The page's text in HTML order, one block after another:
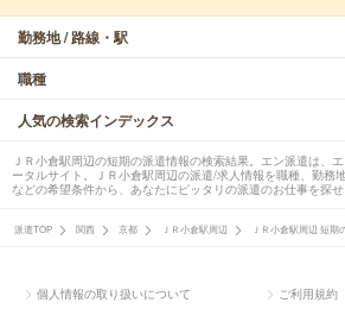
勤務地 / 路線・駅
職種
人気の検索インデックス
ＪＲ小倉駅周辺の短期の派遣情報の検索結果。エン派遣は、
ータルサイト。ＪＲ小倉駅周辺の派遣/求人情報を職種、勤務
などの希望条件から、あなたにピッタリの派遣のお仕事を探せ
派遣TOP 関西 京都 ＪＲ小倉駅周辺 ＪＲ小倉駅周辺 短期
個人情報の取り扱いについて ご利用規約